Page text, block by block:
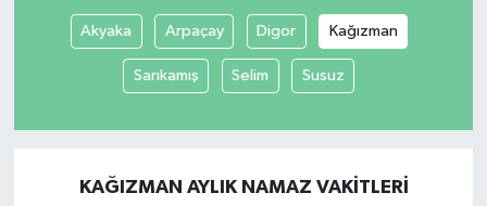
Akyaka Arpaçay Digor Kağızman
Sarıkamış Selim Susuz
KAĞIZMAN AYLIK NAMAZ VAKITLERI